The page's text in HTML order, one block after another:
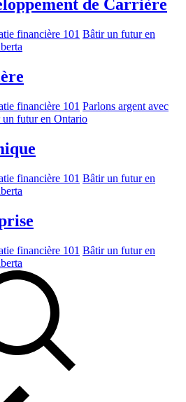
de Carrière
financière 101 Bâtir un futur en
financière 101 Parlons argent avec
futur en Ontario
financière 101 Bâtir un futur en
financière 101 Bâtir un futur en